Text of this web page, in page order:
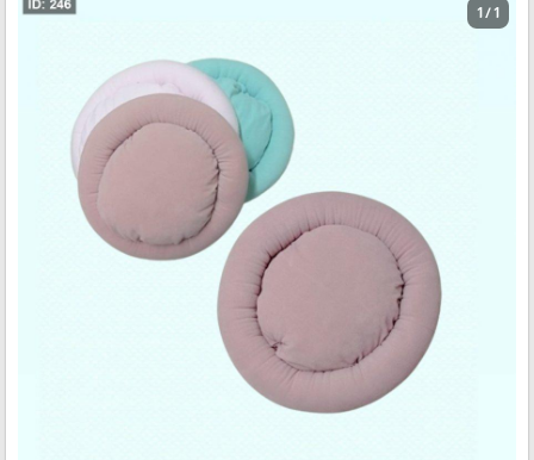
1 / 1